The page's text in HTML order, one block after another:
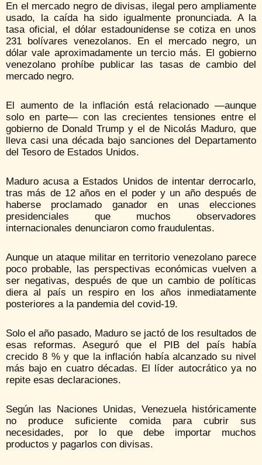
En el mercado negro de divisas, ilegal pero ampliamente
usado, la caída ha sido igualmente pronunciada. A la
tasa oficial, el dólar estadounidense se cotiza en unos
231 bolívares venezolanos. En el mercado negro, un
dólar vale aproximadamente un tercio más. El gobierno
venezolano prohíbe publicar las tasas de cambio del
mercado negro.
El aumento de la inflación está relacionado —aunque
solo en parte— con las crecientes tensiones entre el
gobierno de Donald Trump y el de Nicolás Maduro, que
lleva casi una década bajo sanciones del Departamento
del Tesoro de Estados Unidos.
Maduro acusa a Estados Unidos de intentar derrocarlo,
tras más de 12 años en el poder y un año después de
haberse proclamado ganador en unas elecciones
presidenciales que muchos observadores
internacionales denunciaron como fraudulentas.
Aunque un ataque militar en territorio venezolano parece
poco probable, las perspectivas económicas vuelven a
ser negativas, después de que un cambio de políticas
diera al país un respiro en los años inmediatamente
posteriores a la pandemia del covid-19.
Solo el año pasado, Maduro se jactó de los resultados de
esas reformas. Aseguró que el PIB del país había
crecido 8 % y que la inflación había alcanzado su nivel
más bajo en cuatro décadas. El líder autocrático ya no
repite esas declaraciones.
Según las Naciones Unidas, Venezuela históricamente
no produce suficiente comida para cubrir sus
necesidades, por lo que debe importar muchos
productos y pagarlos con divisas.